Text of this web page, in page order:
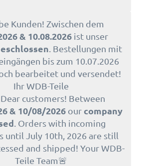
Kunden! Zwischen dem
& 10.08.2026 ist unser
. Bestellungen mit
bis zum 10.07.2026
bearbeitet und versendet!
Ihr WDB-Teile
customers! Between
& 10/08/2026our company
. Orders with incoming
until July 10th, 2026 are still
and shipped! Your WDB-
Teile Team🚨